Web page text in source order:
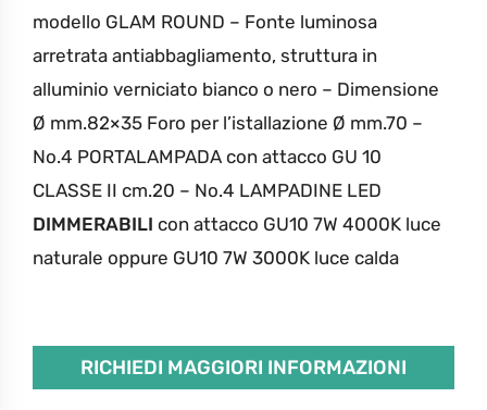
modello GLAM ROUND – Fonte luminosa
arretrata antiabbagliamento, struttura in
alluminio verniciato bianco o nero – Dimensione
Ø mm.82×35 Foro per l’istallazione Ø mm.70 –
No.4 PORTALAMPADA con attacco GU 10
CLASSE II cm.20 – No.4 LAMPADINE LED
DIMMERABILI con attacco GU10 7W 4000K luce
naturale oppure GU10 7W 3000K luce calda
RICHIEDI MAGGIORI INFORMAZIONI